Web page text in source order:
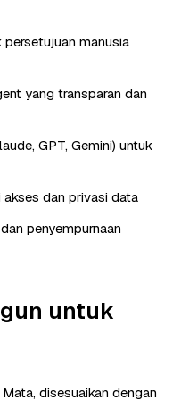
persetujuan manusia
yang transparan dan
GPT, Gemini) untuk
dan privasi data
penyempurnaan
untuk
disesuaikan dengan